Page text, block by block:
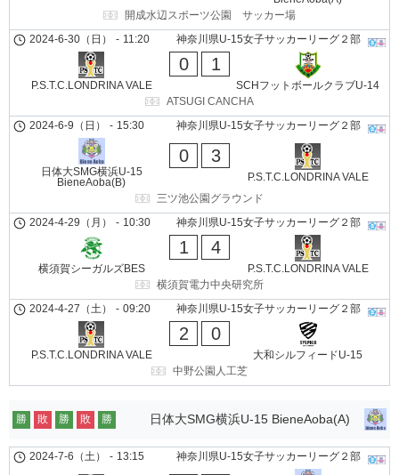
開成水辺スポーツ公園 サッカー場
神奈川県U-15女子サッカーリーグ２部
2024-6-30（日） - 11:20
P.S.T.C.LONDRINA VALE
0 1
SCHフットボールクラブU-14
ATSUGI CANCHA
神奈川県U-15女子サッカーリーグ２部
2024-6-9（日） - 15:30
日体大SMG横浜U-15
BieneAoba(B)
0 3
P.S.T.C.LONDRINA VALE
三ツ池公園グラウンド
神奈川県U-15女子サッカーリーグ２部
2024-4-29（月） - 10:30
横須賀シーガルズBES
1 4
P.S.T.C.LONDRINA VALE
横須賀電力中央研究所
神奈川県U-15女子サッカーリーグ２部
2024-4-27（土） - 09:20
P.S.T.C.LONDRINA VALE
2 0
大和シルフィードU-15
中野公園人工芝
日体大SMG横浜U-15 BieneAoba(A)
勝 敗 勝 敗 勝
神奈川県U-15女子サッカーリーグ２部
2024-7-6（土） - 13:15